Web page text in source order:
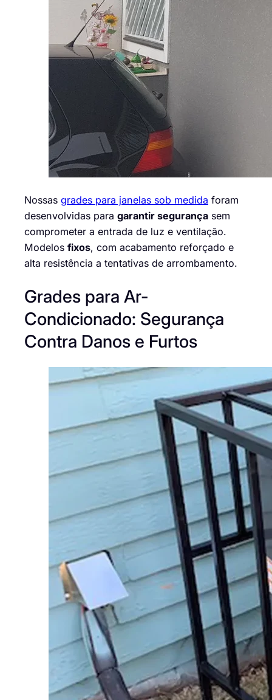
Nossas grades para janelas sob medida foram
desenvolvidas para garantir segurança sem
comprometer a entrada de luz e ventilação.
Modelos fixos, com acabamento reforçado e
alta resistência a tentativas de arrombamento.
Grades para Ar-
Condicionado: Segurança
Contra Danos e Furtos